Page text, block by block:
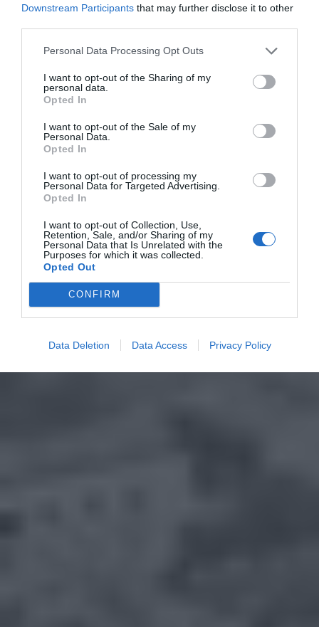
Downstream Participants that may further disclose it to other
Personal Data Processing Opt Outs
I want to opt-out of the Sharing of my
personal data.
Opted In
I want to opt-out of the Sale of my
Personal Data.
Opted In
I want to opt-out of processing my
Personal Data for Targeted Advertising.
Opted In
I want to opt-out of Collection, Use,
Retention, Sale, and/or Sharing of my
Personal Data that Is Unrelated with the
Purposes for which it was collected.
Opted Out
CONFIRM
Data Deletion Data Access Privacy Policy